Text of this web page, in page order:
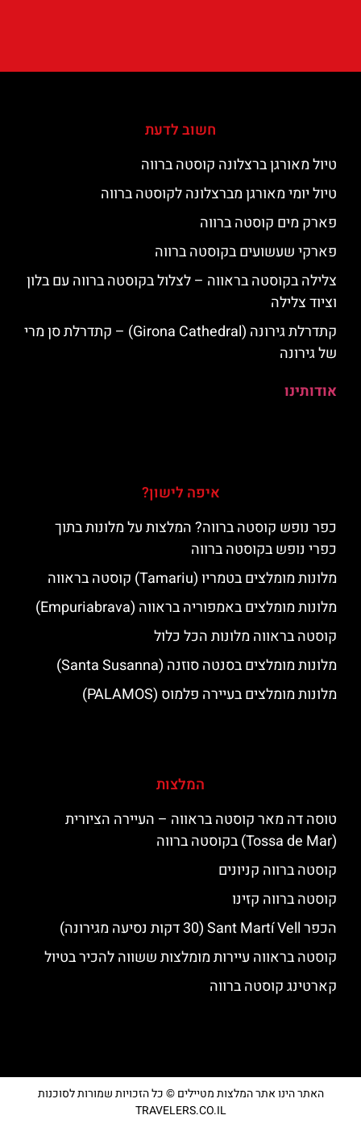
חשוב לדעת
טיול מאורגן ברצלונה קוסטה ברווה
טיול יומי מאורגן מברצלונה לקוסטה ברווה
פארק מים קוסטה ברווה
פארקי שעשועים בקוסטה ברווה
צלילה בקוסטה בראווה – לצלול בקוסטה ברווה עם בלון
וציוד צלילה
קתדרלת גירונה (Girona Cathedral) – קתדרלת סן מרי
של גירונה
אודותינו
איפה לישון?
כפר נופש קוסטה ברווה? המלצות על מלונות בתוך
כפרי נופש בקוסטה ברווה
מלונות מומלצים בטמריו (Tamariu) קוסטה בראווה
מלונות מומלצים באמפוריה בראווה (Empuriabrava)
קוסטה בראווה מלונות הכל כלול
מלונות מומלצים בסנטה סוזנה (Santa Susanna)
מלונות מומלצים בעיירה פלמוס (PALAMOS)
המלצות
טוסה דה מאר קוסטה בראווה – העיירה הציורית
(Tossa de Mar) בקוסטה ברווה
קוסטה ברווה קניונים
קוסטה ברווה קזינו
הכפר Sant Martí Vell (30 דקות נסיעה מגירונה)
קוסטה בראווה עיירות מומלצות ששווה להכיר בטיול
קארטינג קוסטה ברווה
האתר הינו אתר המלצות מטיילים © כל הזכויות שמורות לסוכנות
TRAVELERS.CO.IL